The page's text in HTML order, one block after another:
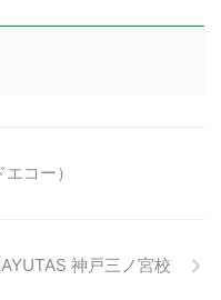
コー）
神戸三ノ宮校